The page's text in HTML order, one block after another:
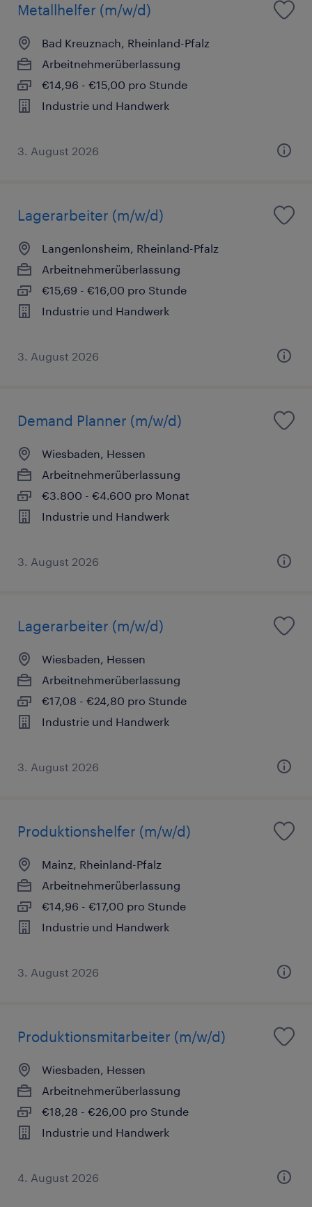
Metallhelfer (m/w/d)
Bad Kreuznach, Rheinland-Pfalz
Arbeitnehmerüberlassung
€14,96 - €15,00 pro Stunde
Industrie und Handwerk
3. August 2026
Lagerarbeiter (m/w/d)
Langenlonsheim, Rheinland-Pfalz
Arbeitnehmerüberlassung
€15,69 - €16,00 pro Stunde
Industrie und Handwerk
3. August 2026
Demand Planner (m/w/d)
Wiesbaden, Hessen
Arbeitnehmerüberlassung
€3.800 - €4.600 pro Monat
Industrie und Handwerk
3. August 2026
Lagerarbeiter (m/w/d)
Wiesbaden, Hessen
Arbeitnehmerüberlassung
€17,08 - €24,80 pro Stunde
Industrie und Handwerk
3. August 2026
Produktionshelfer (m/w/d)
Mainz, Rheinland-Pfalz
Arbeitnehmerüberlassung
€14,96 - €17,00 pro Stunde
Industrie und Handwerk
3. August 2026
Produktionsmitarbeiter (m/w/d)
Wiesbaden, Hessen
Arbeitnehmerüberlassung
€18,28 - €26,00 pro Stunde
Industrie und Handwerk
4. August 2026